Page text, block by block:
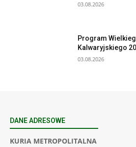
03.08.2026
Program
Kalwaryjskiego
03.08.2026
DANE ADRESOWE
KURIA METROPOLITALNA